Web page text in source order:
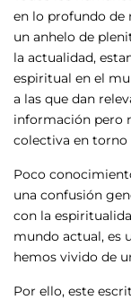
en lo profundo de
un anhelo de
la actualidad,
espiritual en el
a las que dan
información pero
colectiva en torno
Poco
una confusión
con la
mundo actual, es
hemos vivido de
Por ello, este